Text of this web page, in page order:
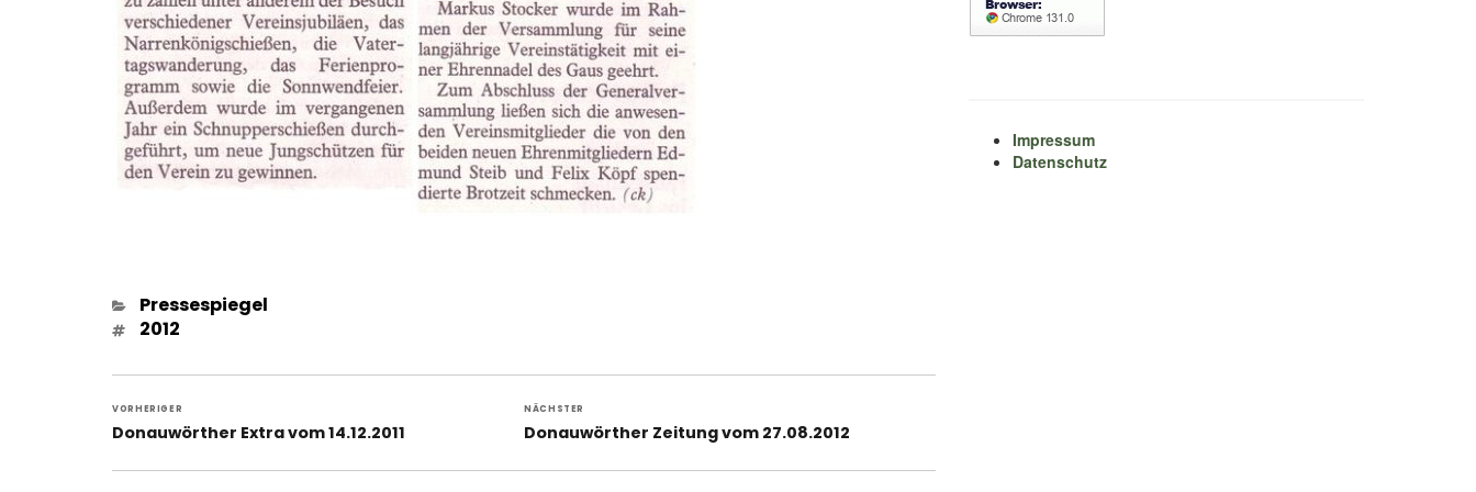
Kategorien
Pressespiegel
Schlagwörter
2012
VORHERIGER
Vorheriger
Donauwörther Extra vom 14.12.2011
NÄCHSTER
Nächster
Donauwörther Zeitung vom 27.08.2012
Impressum
Datenschutz